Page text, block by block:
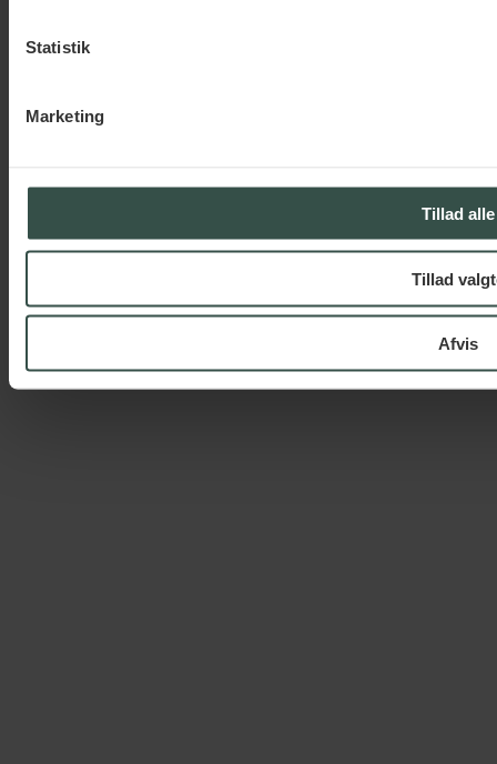
Statistik
Marketing
Tillad alle
Tillad
Afvis
Kontrakter & betingelser
Anparter og anpartsoverdragelse
Om os
Kontakt
EN